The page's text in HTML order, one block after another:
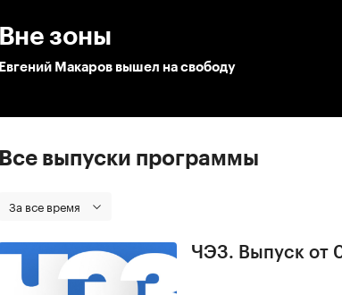
Вне зоны
Евгений Макаров вышел на свободу
Все выпуски программы
За все время
ЧЭЗ. Выпуск от